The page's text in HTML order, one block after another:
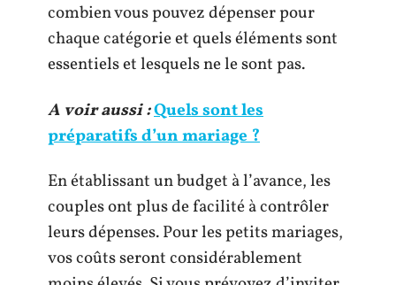
combien vous pouvez dépenser pour
chaque catégorie et quels éléments sont
essentiels et lesquels ne le sont pas.
A voir aussi :Quels sont les
préparatifs d’un mariage ?
En établissant un budget à l’avance, les
couples ont plus de facilité à contrôler
leurs dépenses. Pour les petits mariages,
vos coûts seront considérablement